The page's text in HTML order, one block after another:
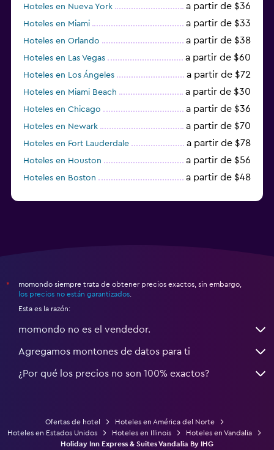
Hoteles en Nueva York a partir de $36
Hoteles en Miami a partir de $33
Hoteles en Orlando a partir de $38
Hoteles en Las Vegas a partir de $60
Hoteles en Los Ángeles a partir de $72
Hoteles en Miami Beach a partir de $30
Hoteles en Chicago a partir de $36
Hoteles en Newark a partir de $70
Hoteles en Fort Lauderdale a partir de $78
Hoteles en Houston a partir de $56
Hoteles en Boston a partir de $48
*
momondo siempre trata de obtener precios exactos, sin embargo,
los precios no están garantizados
Esta es la razón:
momondo no es el vendedor.
Agregamos montones de datos para ti
¿Por qué los precios no son 100% exactos?
Ofertas de hotel
Hoteles en América del Norte
Hoteles en Estados Unidos
Hoteles en Illinois
Hoteles en Vandalia
Holiday Inn Express & Suites Vandalia By IHG